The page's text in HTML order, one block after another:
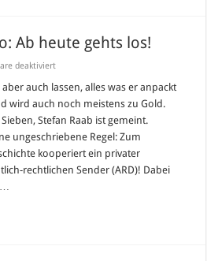
Ab heute gehts los!
deaktiviertfür
Star
Oslo:
Ab
heute
gehts
auch lassen, alles was er anpackt
wird auch noch meistens zu Gold.
Stefan Raab ist gemeint.
ungeschriebene Regel: Zum
kooperiert ein privater
rechtlichen Sender (ARD)! Dabei
…